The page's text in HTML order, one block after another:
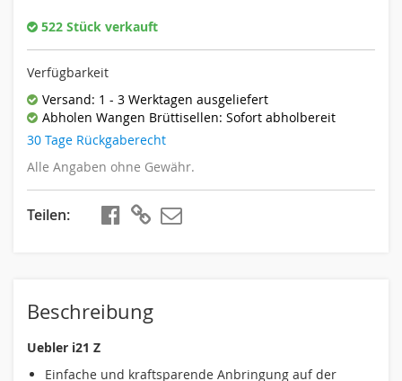
522 Stück verkauft
Verfügbarkeit
Versand: 1 - 3 Werktagen ausgeliefert
Abholen Wangen Brüttisellen: Sofort abholbereit
30 Tage Rückgaberecht
Alle Angaben ohne Gewähr.
Teilen
Beschreibung
Uebler i21 Z
Einfache und kraftsparende Anbringung auf der